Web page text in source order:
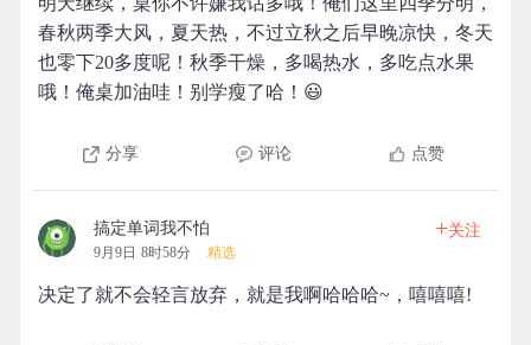
春秋两季大风，夏天热，不过立秋之后早晚凉快，冬天
也零下20多度呢！秋季干燥，多喝热水，多吃点水果
哦！俺桌加油哇！别学瘦了哈！😃
分享 评论 点赞
搞定单词我不怕
9月9日 8时58分 精选
+关注
决定了就不会轻言放弃，就是我啊哈哈哈~，嘻嘻嘻!